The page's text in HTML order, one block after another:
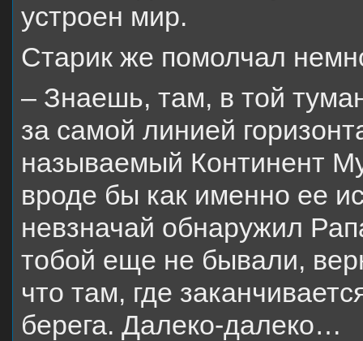
устроен мир.
Старик же помолчал
– Знаешь, там, в той
за самой линией
называемый Континент
вроде бы как именно ее
невзначай обнаружил
тобой еще не бывали,
что там, где
берега. Далеко-далеко…